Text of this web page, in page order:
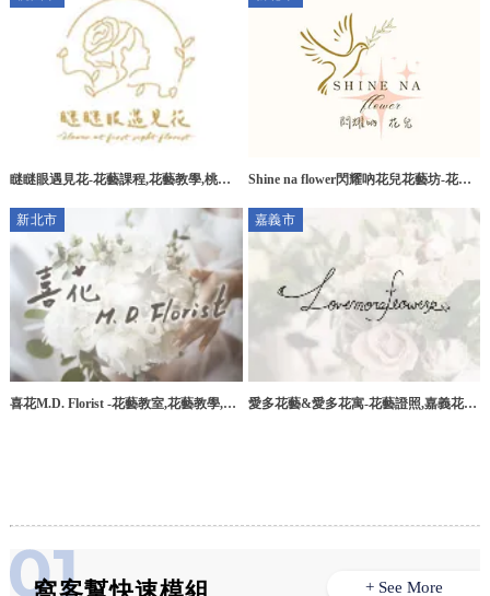
瞇瞇眼遇見花-花藝課程,花藝教學,桃園
楊梅花藝教學
Shine na flower閃耀吶花兒花藝坊-花藝
藝教學
新北市
喜花M.D. Florist -花藝教室,花藝教學,台
嘉義市
愛多花藝&愛多花寓-花藝證照,嘉義花藝
+ See More